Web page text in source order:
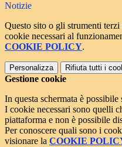
Notizie
Questo sito o gli strumenti
cookie necessari al
COOKIE POLICY.
Personalizza Rifiuta tutti i
Gestione cookie
In questa schermata è
I cookie necessari sono quelli
piattaforma e non è possibile
Per conoscere quali sono i
visionare la COOKIE